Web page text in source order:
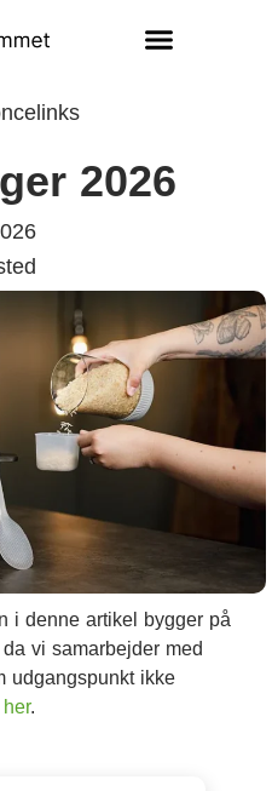
2026
i denne artikel bygger på
vi samarbejder med
udgangspunkt ikke
her.